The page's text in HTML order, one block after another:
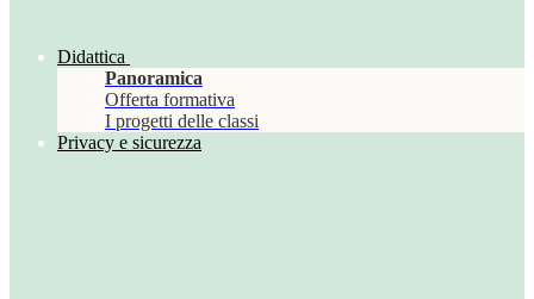
Didattica
Panoramica
Offerta formativa
I progetti delle classi
Privacy e sicurezza